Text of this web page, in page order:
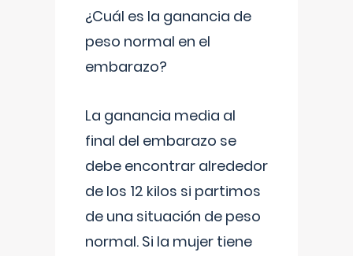
¿Cuál es la ganancia de
peso normal en el
embarazo?
La ganancia media al
final del embarazo se
debe encontrar alrededor
de los 12 kilos si partimos
de una situación de peso
normal. Si la mujer tiene